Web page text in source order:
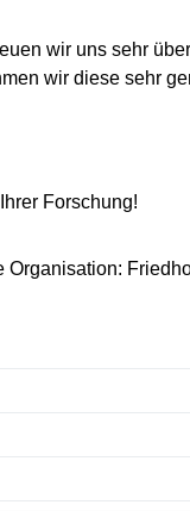
wir uns sehr
wir diese sehr
Forschung!
Organisation: